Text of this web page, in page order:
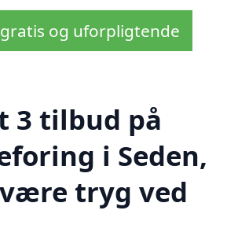
og uforpligtende
3 tilbud på
i Seden,
tryg ved